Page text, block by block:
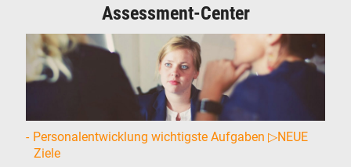
Assessment-Center
Personalentwicklung wichtigste Aufgaben ▷NEUE
Ziele